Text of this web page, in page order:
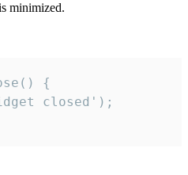
minimized.
{
closed');